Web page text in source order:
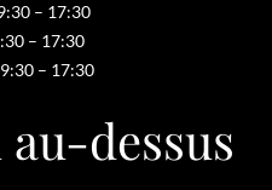
– 17:30
– 17:30
– 17:30
dessus